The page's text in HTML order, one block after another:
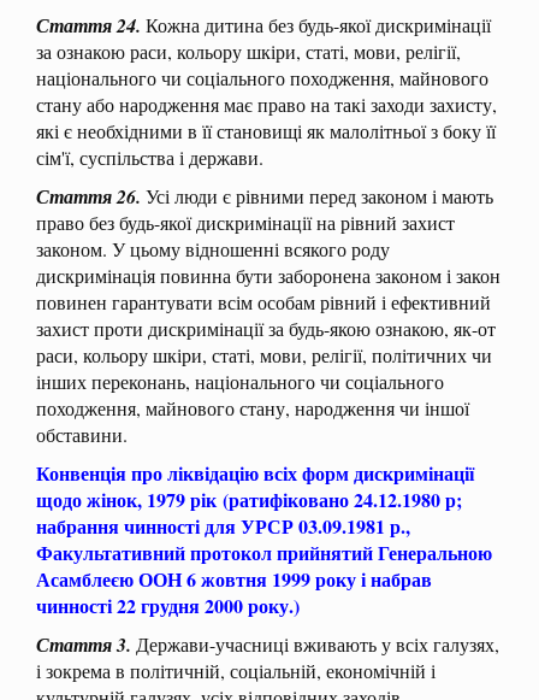
Стаття 24. Кожна дитина без будь-якої дискримінації
за ознакою раси, кольору шкіри, статі, мови, релігії,
національного чи соціального походження, майнового
стану або народження має право на такі заходи захисту,
які є необхідними в її становищі як малолітньої з боку її
сім'ї, суспільства і держави.
Стаття 26. Усі люди є рівними перед законом і мають
право без будь-якої дискримінації на рівний захист
законом. У цьому відношенні всякого роду
дискримінація повинна бути заборонена законом і закон
повинен гарантувати всім особам рівний і ефективний
захист проти дискримінації за будь-якою ознакою, як-от
раси, кольору шкіри, статі, мови, релігії, політичних чи
інших переконань, національного чи соціального
походження, майнового стану, народження чи іншої
обставини.
Конвенція про ліквідацію всіх форм дискримінації
щодо жінок, 1979 рік (ратифіковано 24.12.1980 р;
набрання чинності для УРСР 03.09.1981 р.,
Факультативний протокол прийнятий Генеральною
Асамблеєю ООН 6 жовтня 1999 року і набрав
чинності 22 грудня 2000 року.)
Стаття 3. Держави-учасниці вживають у всіх галузях,
і зокрема в політичній, соціальній, економічній і